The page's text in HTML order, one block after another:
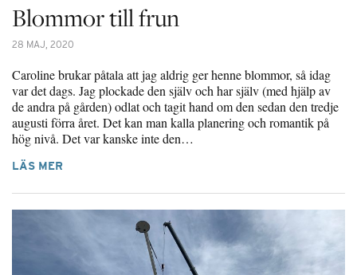
Blommor till frun
28 MAJ, 2020
Caroline brukar påtala att jag aldrig ger henne blommor, så idag
var det dags. Jag plockade den själv och har själv (med hjälp av
de andra på gården) odlat och tagit hand om den sedan den tredje
augusti förra året. Det kan man kalla planering och romantik på
hög nivå. Det var kanske inte den…
LÄS MER